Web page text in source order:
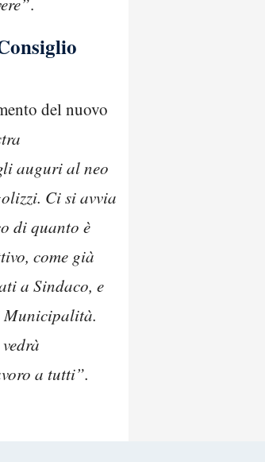
del nuovo
auguri al neo
Ci si avvia
di quanto è
come già
a Sindaco, e
Municipalità.
a tutti”.